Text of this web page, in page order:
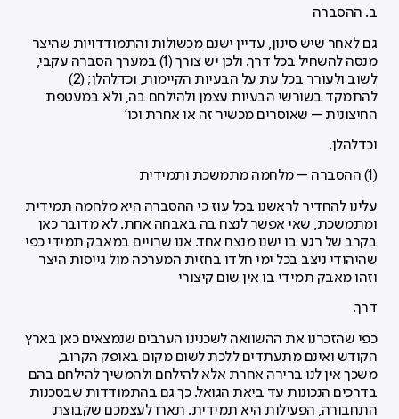
ב. ההסברה
גם לאחר שיש סינון, עדיין ישנם מכשולות והתמודדויות שהיצר
מנסה להשחיל בכל דרך. ולכן יש צורך (1) במערך הסברה עקבי,
לשוב ולעורר בכל עת על הבעיות הקיימות, וכדלהלן; (2)
להתמקד בשורשי הבעיות עצמן ולהילחם בה, ולא במעטפת
החיצונית – שאוסרים מכשיר זה או אחרת וכו'
וכדלהלן.
(1) ההסברה – מלחמה מתמשכת ותמידית
עלינו להחדיר לראשנו בכל עוז כי ההסברה היא מלחמה תמידית
ומתמשכת, שאי אפשר לנצח בה באבחה אחת. לא מדובר כאן
בקרב של רגע בו ישנו מנצח אחד. אנו שרויים במאבק תמידי כפי
שהיהודי ניצב בכל ימי חלדו בחזית המערכה מול גייסות היצר
וזהו מאבק תמידי בו אין שום קיצורי
דרך.
כפי שהזכרנו את ההשוואה לשכנינו הערבים שנמצאים כאן בארץ
הקודש ואינם מתעתדים ללכת לשום מקום באופק הקרוב,
משכך אין לנו ברירה אחרת אלא להילחם ולהמשיך להילחם בהם
בדרכים הנכונות עד ביאת הגואל. כך גם בהתמודדות שבסכנות
התחבורה, הפעילות היא תמידית. תארו לעצמכם שקבוצת